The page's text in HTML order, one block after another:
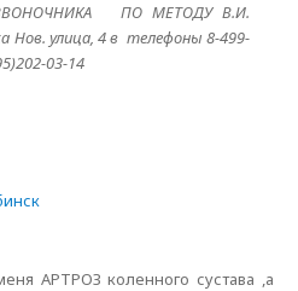
ПО МЕТОДУ В.И.
Нов. улица, 4 в телефоны 8-499-
03-14
АРТРОЗ коленного сустава ,а